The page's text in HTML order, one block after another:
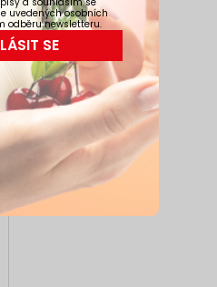
uvedených osobních
odběru newsletteru.
SE